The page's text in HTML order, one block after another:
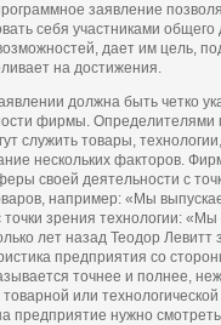
заявление
себя участниками общего
дает им цель,
на достижения.
должна быть четко
фирмы. Определителями
служить товары,
нескольких факторов.
своей деятельности с
например: «Мы
зрения технологии: «Мы
лет назад Теодор Левитт
предприятия со
точнее и полнее,
товарной или
предприятие нужно